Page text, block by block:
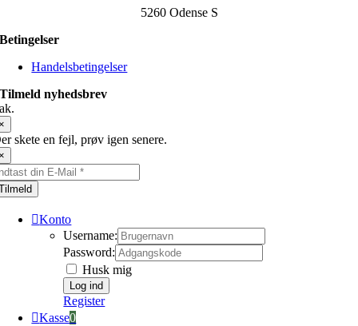
5260 Odense S
Betingelser
Handelsbetingelser
Tilmeld nyhedsbrev
skete en fejl, prøv igen senere.
Konto
Username:
Password:
Husk mig
Register
Kasse0